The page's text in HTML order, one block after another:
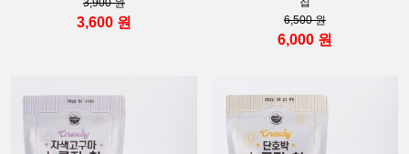
3,900 원
3,600 원
6,500 원
6,000 원